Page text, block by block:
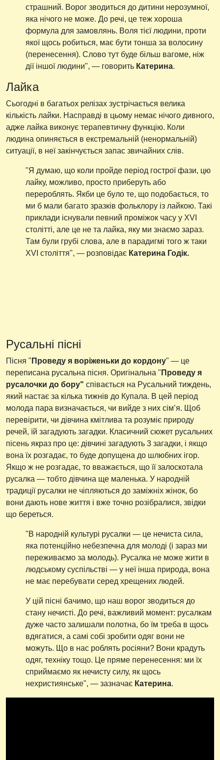
страшний. Ворог зводиться до дитини нерозумної,
яка нічого не може. До речі, це теж хороша
формула для замовлянь. Воля тієї людини, проти
якої щось робиться, має бути тонша за волосину
(перенесення). Слово тут буде більш вагоме, ніж
дії іншої людини", — говорить Катерина.
Лайка
Сьогодні в багатьох релізах зустрічається велика
кількість лайки. Насправді в цьому немає нічого дивного,
адже лайка виконує терапевтичну функцію. Коли
людина опиняється в екстремальній (ненормальній)
ситуації, в неї закінчується запас звичайних слів.
"Я думаю, що коли пройде період гострої фази, цю
лайку, можливо, просто приберуть або
перероблять. Якби це було те, що подобається, то
ми б мали багато зразків фольклору із лайкою. Такі
приклади існували певний проміжок часу у XVI
столітті, але це не та лайка, яку ми знаємо зараз.
Там були грубі слова, але в парадигмі того ж таки
XVI століття", — розповідає Катерина Годік.
Русальні пісні
Пісня " Проведу я воріженьки до кордону" — це
переписана русальна пісня. Оригінальна " Проведу я
русалочки до бору" співається на Русальний тиждень,
який настає за кілька тижнів до Купала. В цей період
молода пара визначається, чи вийде з них сім’я. Щоб
перевірити, чи дівчина кмітлива та розуміє природу
речей, їй загадують загадки. Класичний сюжет русальних
пісень якраз про це: дівчині загадують 3 загадки, і якщо
вона їх розгадає, то буде допущена до шлюбних ігор.
Якщо ж не розгадає, то вважається, що її залоскотала
русалка — тобто дівчина ще маленька. У народній
традиції русалки не чіпляються до заміжніх жінок, бо
вони дають нове життя і вже точно розібралися, звідки
що береться.
"В народній культурі русалки — це нечиста сила,
яка потенційно небезпечна для молоді (і зараз ми
переживаємо за молодь). Русалка не може жити в
людському суспільстві — у неї інша природа, вона
не має перебувати серед хрещених людей.
У цій пісні бачимо, що наш ворог зводиться до
стану нечисті. До речі, важливий момент: русалкам
дуже часто залишали полотна, бо їм треба в щось
вдягатися, а самі собі зробити одяг вони не
можуть. Що в нас роблять росіяни? Вони крадуть
одяг, техніку тощо. Це пряме перенесення: ми їх
сприймаємо як нечисту силу, як щось
нехристиянське", — зазначає Катерина.